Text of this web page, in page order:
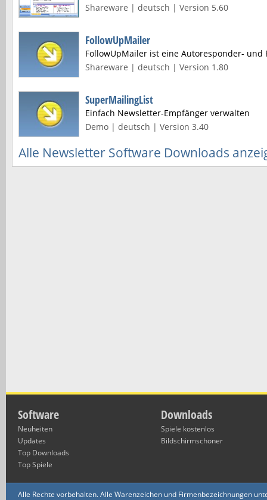
Shareware | deutsch | Version 5.60
FollowUpMailer
FollowUpMailer ist eine Autoresponder- und
Shareware | deutsch | Version 1.80
SuperMailingList
Einfach Newsletter-Empfänger verwalten
Demo | deutsch | Version 3.40
Alle Newsletter Software Downloads
Software
Neuheiten
Updates
Top Downloads
Top Spiele
Downloads
Spiele kostenlos
Bildschirmschoner
Alle Rechte vorbehalten. Alle Warenzeichen und Firmenbezeichnungen